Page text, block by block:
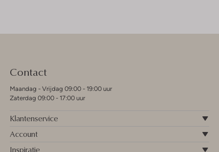
Contact
Maandag - Vrijdag 09:00 - 19:00 uur
Zaterdag 09:00 - 17:00 uur
Klantenservice
Account
Inspiratie